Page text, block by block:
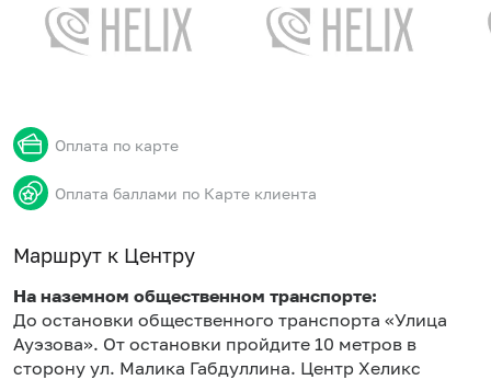
Оплата по карте
Оплата баллами по Карте клиента
Маршрут к Центру
На наземном общественном транспорте:
До остановки общественного транспорта «Улица
Ауэзова». От остановки пройдите 10 метров в
сторону ул. Малика Габдуллина. Центр Хеликс